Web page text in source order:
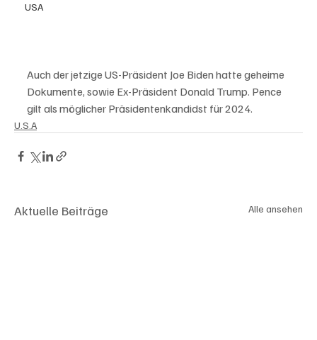
USA
Auch der jetzige US-Präsident Joe Biden hatte geheime
Dokumente, sowie Ex-Präsident Donald Trump. Pence
gilt als möglicher Präsidentenkandidst für 2024.
U.S.A
Aktuelle Beiträge Alle ansehen